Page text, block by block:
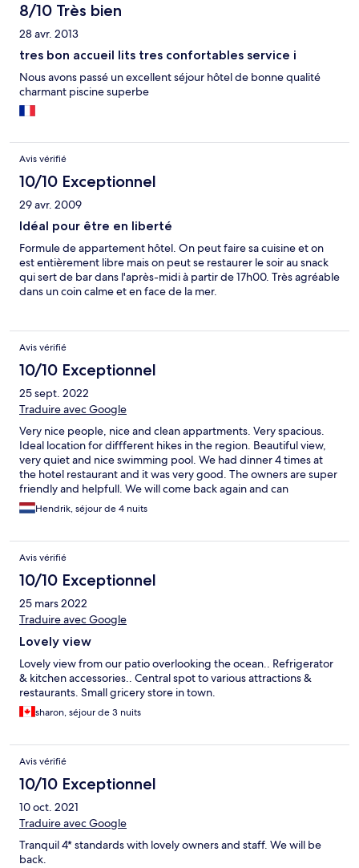
8/10 Très bien
28 avr. 2013
tres bon accueil lits tres confortables service i
Nous avons passé un excellent séjour hôtel de bonne qualité
charmant piscine superbe
Avis vérifié
10/10 Exceptionnel
29 avr. 2009
Idéal pour être en liberté
Formule de appartement hôtel. On peut faire sa cuisine et on
est entièrement libre mais on peut se restaurer le soir au snack
qui sert de bar dans l'après-midi à partir de 17h00. Très agréable
dans un coin calme et en face de la mer.
Avis vérifié
10/10 Exceptionnel
25 sept. 2022
Traduire avec Google
Very nice people, nice and clean appartments. Very spacious.
Ideal location for diffferent hikes in the region. Beautiful view,
very quiet and nice swimming pool. We had dinner 4 times at
the hotel restaurant and it was very good. The owners are super
friendly and helpfull. We will come back again and can
defintitely reccommend this hotel.
Hendrik, séjour de 4 nuits
Avis vérifié
10/10 Exceptionnel
25 mars 2022
Traduire avec Google
Lovely view
Lovely view from our patio overlooking the ocean.. Refrigerator
& kitchen accessories.. Central spot to various attractions &
restaurants. Small gricery store in town.
sharon, séjour de 3 nuits
Avis vérifié
10/10 Exceptionnel
10 oct. 2021
Traduire avec Google
Tranquil 4* standards with lovely owners and staff. We will be
back.